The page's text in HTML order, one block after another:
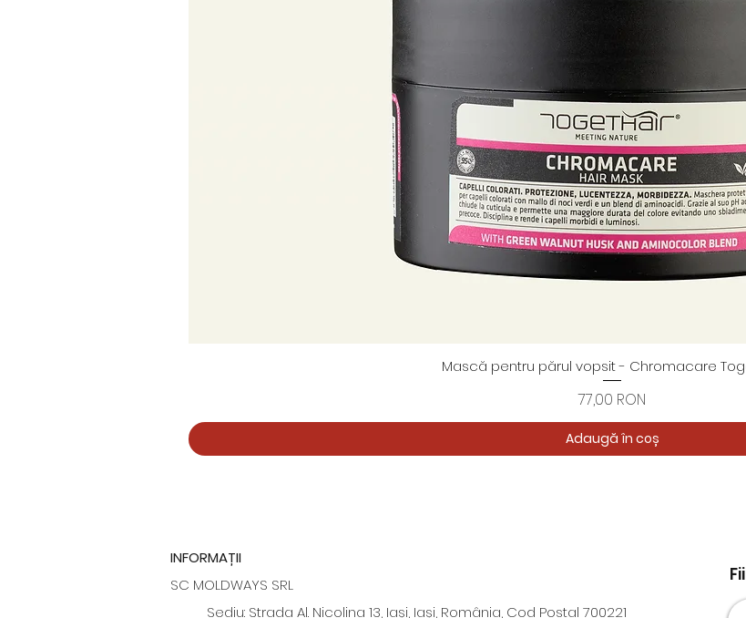
Afișare rapidă
Mască pentru părul vopsit - Chromacare
Preț
77,00 RON
Adaugă în coș
INFORMAȚII
SC MOLDWAYS SRL
Sediu: Strada Al. Nicolina 13, Iași, Iași, România, Cod Postal 700221